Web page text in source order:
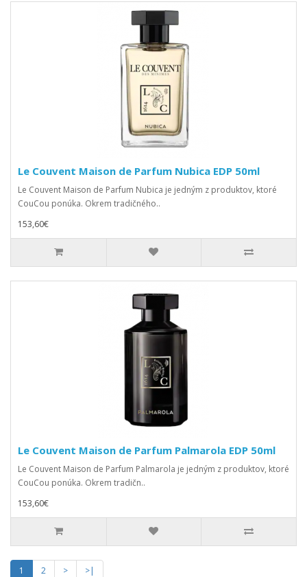
Le Couvent Maison de Parfum Nubica EDP 50ml
Le Couvent Maison de Parfum Nubica je jedným z produktov, ktoré
CouCou ponúka. Okrem tradičného..
153,60€
Le Couvent Maison de Parfum Palmarola EDP 50ml
Le Couvent Maison de Parfum Palmarola je jedným z produktov, ktoré
CouCou ponúka. Okrem tradičn..
153,60€
1 2 >
>|